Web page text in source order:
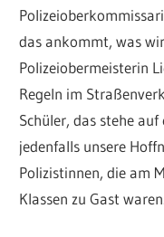
das ankommt, was
Polizeiobermeisterin
Regeln im
Schüler, das stehe
jedenfalls unsere
Polizistinnen, die am
Klassen zu Gast